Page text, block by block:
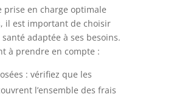
prise en charge optimale
il est important de choisir
adaptée à ses besoins.
à prendre en compte :
: vérifiez que les
l’ensemble des frais